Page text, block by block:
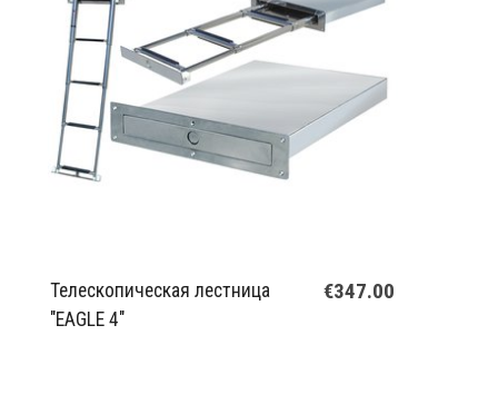
Телескопическая лестница
"EAGLE 4"
€347.00